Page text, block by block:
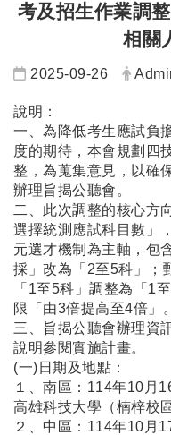
考及招生作業調
相關
日期：
2025-09-26 發布
說明：
一、為降低考生應試負
度的期待，本會規劃四
整，為蒐集意見，以確
辦理旨揭公聽會。
二、此次調整的核心方
選擇統測應試科目數」
元選才機制為主軸，包
採」改為「2至5科」；
「1至5科」調整為「1
限「由3倍提高至4倍」。
三、旨揭公聽會辦理資
說明參閱實施計畫。
(一)日期及地點：
１、南區：114年10月
高雄科技大學（楠梓校
２、中區：114年10月